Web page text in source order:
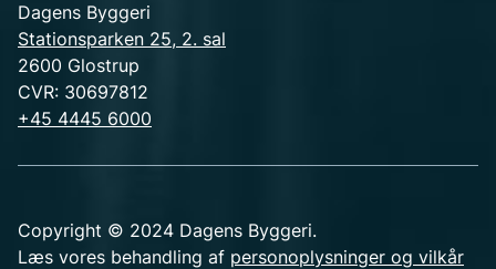
Dagens Byggeri
Stationsparken 25, 2. sal
2600 Glostrup
CVR: 30697812
+45 4445 6000
Copyright © 2024 Dagens Byggeri.
Læs vores behandling af personoplysninger og vilkår